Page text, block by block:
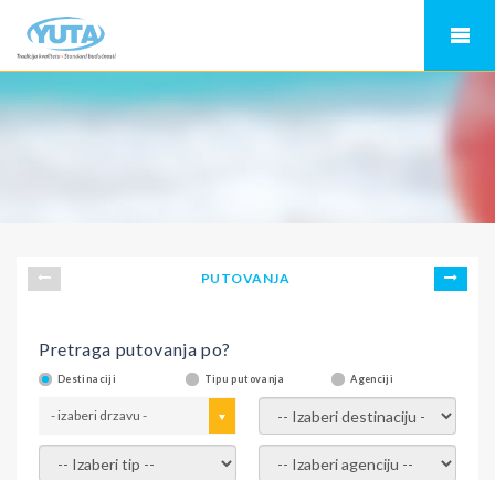
PUTOVANJA
Pretraga putovanja po?
Destinaciji Tipu putovanja Agenciji
- izaberi drzavu - - izaberi destinaciju -
- izaberi tip - - izaberi agenciju -